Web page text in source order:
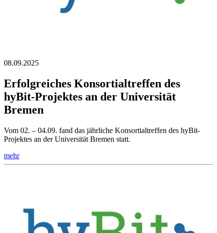
08.09.2025
Erfolgreiches Konsortialtreffen des
hyBit-Projektes an der Universität
Bremen
Vom 02. – 04.09. fand das jährliche Konsortialtreffen des hyBit-
Projektes an der Universität Bremen statt.
mehr